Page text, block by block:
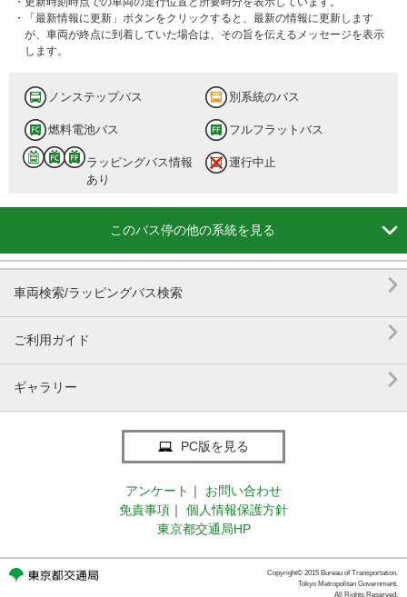
・「最新情報に更新」ボタンをクリックすると、最新の情報に更新します
が、車両が終点に到着していた場合は、その旨を伝えるメッセージを表示
します。
ノンステップバス 別系統のバス
燃料電池バス フルフラットバス
ラッピングバス情報
あり
運行中止
このバス停の他の系統を見る 
車両検索/ラッピングバス検索 
ご利用ガイド 
ギャラリー 
PC版を見る
アンケート ｜
お問い合わせ
免責事項 ｜
個人情報保護方針
東京都交通局HP
Copyright© 2015 Bureau of Transportation.
Tokyo Metropolitan Government.
All Rights Reserved.